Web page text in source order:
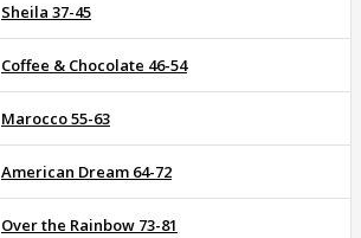
Sheila 37-45
Coffee & Chocolate 46-54
Marocco 55-63
American Dream 64-72
Over the Rainbow 73-81